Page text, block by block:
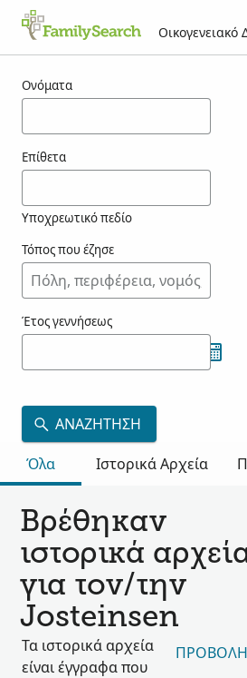
Οικογενειακό
Ονόματα
Επίθετα
Υποχρεωτικό πεδίο
Τόπος που έζησε
Έτος γεννήσεως
ΑΝΑΖΉΤΗΣΗ
Όλα
Ιστορικά Αρχεία
Βρέθηκαν
ιστορικά
για τον/την
Josteinsen
Τα ιστορικά αρχεία
είναι έγγραφα που
ΠΡΟΒΟΛΉ